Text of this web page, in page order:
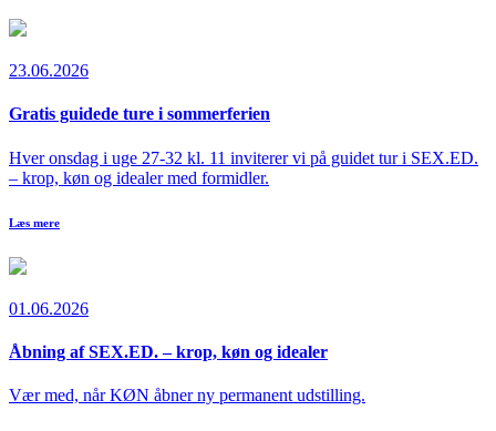
23.06.2026
Gratis guidede ture i sommerferien
Hver onsdag i uge 27-32 kl. 11 inviterer vi på guidet tur i SEX.ED.
– krop, køn og idealer med formidler.
Læs mere
01.06.2026
Åbning af SEX.ED. – krop, køn og idealer
Vær med, når KØN åbner ny permanent udstilling.